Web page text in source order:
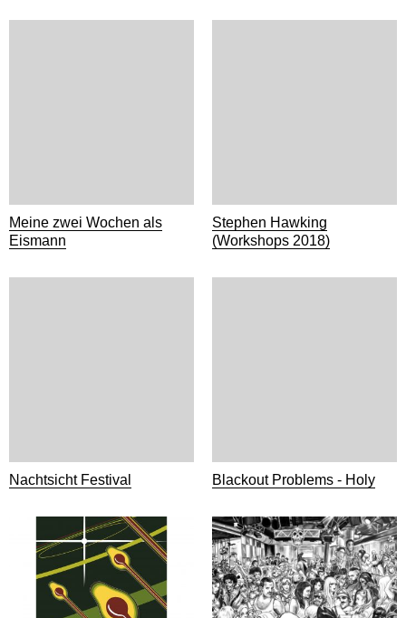
Meine zwei Wochen als
Eismann
Stephen Hawking
(Workshops 2018)
Nachtsicht Festival Blackout Problems - Holy